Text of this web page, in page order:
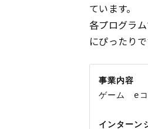
ています。
各プログラ
にぴったりで
事業内容
ゲーム　e
インターン